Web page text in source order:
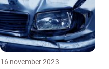
16 november 2023